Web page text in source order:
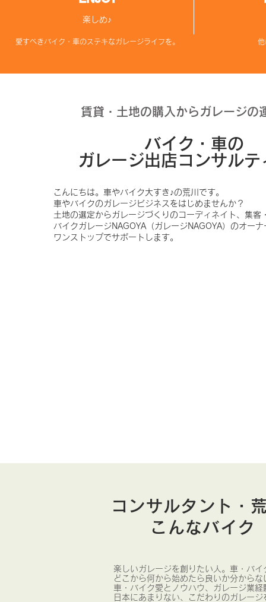
楽しめ♪
​愛すべきバイ ク・車のステキなガレージライフを。​ 他
賃貸・土地の購入からガレージの
バイク・車の
ガレージ出店コンサルテ
こんにちは。車やバイク大すき♪の荒川です。
車やバイクのガレージビジネスをはじめませんか？
土地の選定からガレージづくりのコーディネイト、集客
バイクガレージNAGOYA（ガレージNAGOYA）のオーナ
ワンストップでサポートします。
コンサルタント・
こんなバイク
楽しいガレージを創りたい人。車・バ
どこから何から始めたら良いか分からな
車・バイク愛とノウハウ、ガレージ業
日本にあまりない、こだわりのガレー